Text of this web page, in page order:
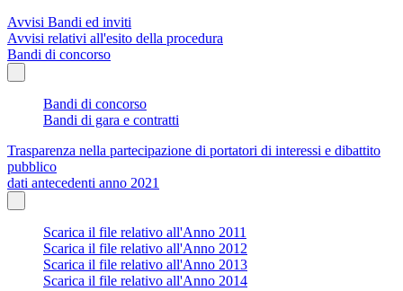
Avvisi Bandi ed inviti
Avvisi relativi all'esito della procedura
Bandi di concorso
Bandi di concorso
Bandi di gara e contratti
Trasparenza nella partecipazione di portatori di interessi e dibattito
pubblico
dati antecedenti anno 2021
Scarica il file relativo all'Anno 2011
Scarica il file relativo all'Anno 2012
Scarica il file relativo all'Anno 2013
Scarica il file relativo all'Anno 2014